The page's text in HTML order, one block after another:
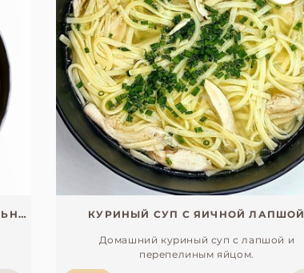
ВЕГАНСКИЙ ТЫКВЕННЫЙ СУП С ТРЮФЕЛЬНЫМ МАСЛОМ КУРИНЫЙ СУП С ЯИЧНОЙ ЛАПШОЙ
Домашний куриный суп с лапшой и
перепелиным яйцом.